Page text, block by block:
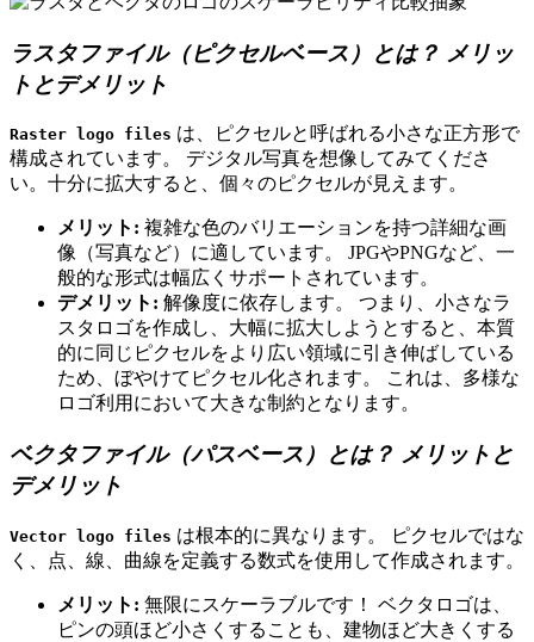
ラスタファイル（ピクセルベース）とは？ メリッ
トとデメリット
Raster logo files は、ピクセルと呼ばれる小さな正方形で
構成されています。 デジタル写真を想像してみてくださ
い。十分に拡大すると、個々のピクセルが見えます。
メリット: 複雑な色のバリエーションを持つ詳細な画
像（写真など）に適しています。 JPGやPNGなど、一
般的な形式は幅広くサポートされています。
デメリット: 解像度に依存します。 つまり、小さなラ
スタロゴを作成し、大幅に拡大しようとすると、本質
的に同じピクセルをより広い領域に引き伸ばしている
ため、ぼやけてピクセル化されます。 これは、多様な
ロゴ利用において大きな制約となります。
ベクタファイル（パスベース）とは？ メリットと
デメリット
Vector logo files は根本的に異なります。 ピクセルではな
く、点、線、曲線を定義する数式を使用して作成されます。
メリット: 無限にスケーラブルです！ ベクタロゴは、
ピンの頭ほど小さくすることも、建物ほど大きくする